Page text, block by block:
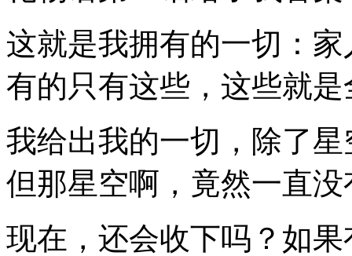
这就是我拥有的一切：
有的只有这些，这些就是
我给出我的一切，除了
但那星空啊，竟然一直
现在，还会收下吗？如